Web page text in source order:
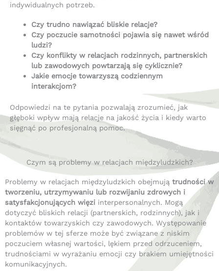
indywidualnych potrzeb.
Czy trudno nawiązać bliskie relacje?
Czy poczucie samotności pojawia się nawet wśród
ludzi?
Czy konflikty w relacjach rodzinnych, partnerskich
lub zawodowych powtarzają się cyklicznie?
Jakie emocje towarzyszą codziennym
interakcjom?
Odpowiedzi na te pytania pozwalają zrozumieć, jak
głęboki wpływ mają relacje na jakość życia i kiedy warto
sięgnąć po profesjonalną pomoc.
Czym są problemy w relacjach międzyludzkich?
Problemy w relacjach międzyludzkich obejmują trudności w
tworzeniu, utrzymywaniu lub rozwijaniu zdrowych i
satysfakcjonujących więzi interpersonalnych. Mogą
dotyczyć bliskich relacji (partnerskich, rodzinnych), jak i
kontaktów towarzyskich czy zawodowych. Występowanie
problemów w tej sferze może być związane z niskim
poczuciem własnej wartości, lękiem przed odrzuceniem,
trudnościami w wyrażaniu emocji czy brakiem umiejętności
komunikacyjnych.